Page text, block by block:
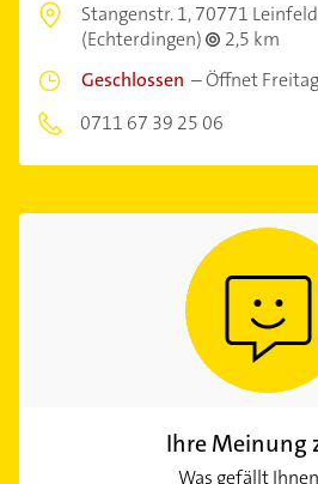
Stangenstr. 1,70771
(Echterdingen)
2,5 km
Geschlossen –Öffnet
0711 67 39 25 06
Ihre Meinung
Was gefällt